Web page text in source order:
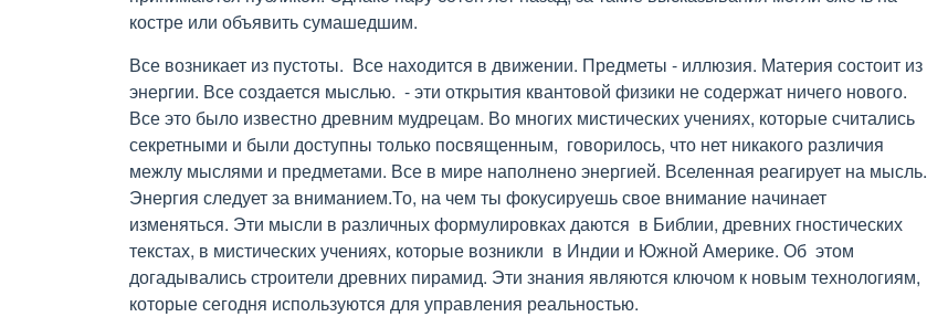
костре или объявить сумашедшим.
Все возникает из пустоты. Все находится в движении. Предметы - иллюзия. Материя состоит из
энергии. Все создается мыслью. - эти открытия квантовой физики не содержат ничего нового.
Все это было известно древним мудрецам. Во многих мистических учениях, которые считались
секретными и были доступны только посвященным, говорилось, что нет никакого различия
межлу мыслями и предметами. Все в мире наполнено энергией. Вселенная реагирует на мысль.
Энергия следует за вниманием.То, на чем ты фокусируешь свое внимание начинает
изменяться. Эти мысли в различных формулировках даются в Библии, древних гностических
текстах, в мистических учениях, которые возникли в Индии и Южной Америке. Об этом
догадывались строители древних пирамид. Эти знания являются ключом к новым технологиям,
которые сегодня используются для управления реальностью.